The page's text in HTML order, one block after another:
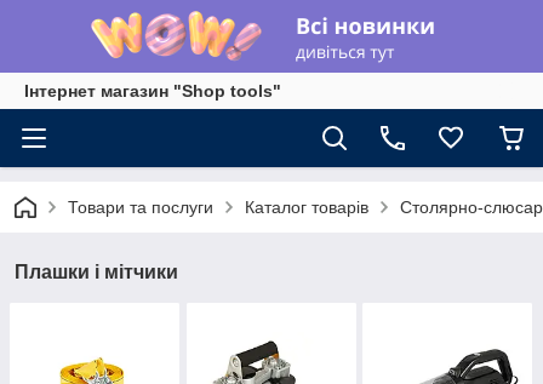
Інтернет магазин "Shop tools"
Товари та послуги Каталог товарів Столярно-
Плашки і мітчики